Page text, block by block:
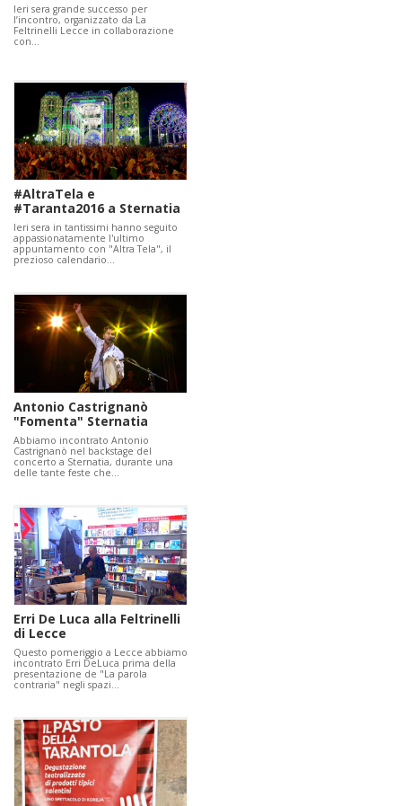
Ieri sera grande successo per
l’incontro, organizzato da La
Feltrinelli Lecce in collaborazione
con…
#AltraTela e
#Taranta2016 a Sternatia
Ieri sera in tantissimi hanno seguito
appassionatamente l'ultimo
appuntamento con "Altra Tela", il
prezioso calendario…
Antonio Castrignanò
"Fomenta" Sternatia
Abbiamo incontrato Antonio
Castrignanò nel backstage del
concerto a Sternatia, durante una
delle tante feste che…
Erri De Luca alla Feltrinelli
di Lecce
Questo pomeriggio a Lecce abbiamo
incontrato Erri DeLuca prima della
presentazione de "La parola
contraria" negli spazi…